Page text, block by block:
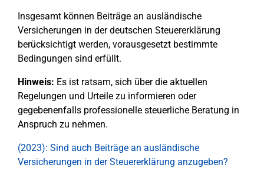
Insgesamt können Beiträge an ausländische
Versicherungen in der deutschen Steuererklärung
berücksichtigt werden, vorausgesetzt bestimmte
Bedingungen sind erfüllt.
Hinweis: Es ist ratsam, sich über die aktuellen
Regelungen und Urteile zu informieren oder
gegebenenfalls professionelle steuerliche Beratung in
Anspruch zu nehmen.
(2023): Sind auch Beiträge an ausländische
Versicherungen in der Steuererklärung anzugeben?